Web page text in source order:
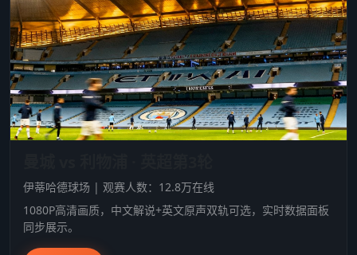
伊蒂哈德球场 | 观赛人数：12.8万在线
1080P高清画质，中文解说+英文原声双轨可选，实时数据面板
同步展示。